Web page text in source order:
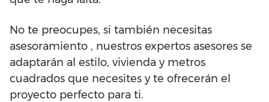
No te preocupes, si también necesitas
asesoramiento , nuestros expertos asesores se
adaptarán al estilo, vivienda y metros
cuadrados que necesites y te ofrecerán el
proyecto perfecto para ti.